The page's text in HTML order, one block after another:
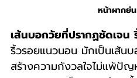
หน้าผากย่
เส้นบอกวัยที่ปรากฏชัดเจน
ริ้วรอยแนวนอน มักเป็นเส้น
สร้างความกังวลใจไม่แพ้ปัญ